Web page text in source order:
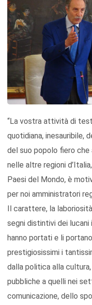
“La vostra attività di
quotidiana, inesauribile,
del suo popolo fiero che
nelle altre regioni
Paesi del Mondo, è
per noi amministratori
Il carattere, la
segni distintivi dei lucani
hanno portati e li
prestigiosissimi i
dalla politica alla
pubbliche a quelli nei
comunicazione, dello